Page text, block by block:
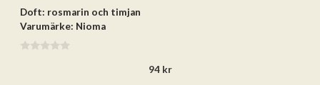
Doft: rosmarin och timjan
Varumärke: Nioma
94 kr